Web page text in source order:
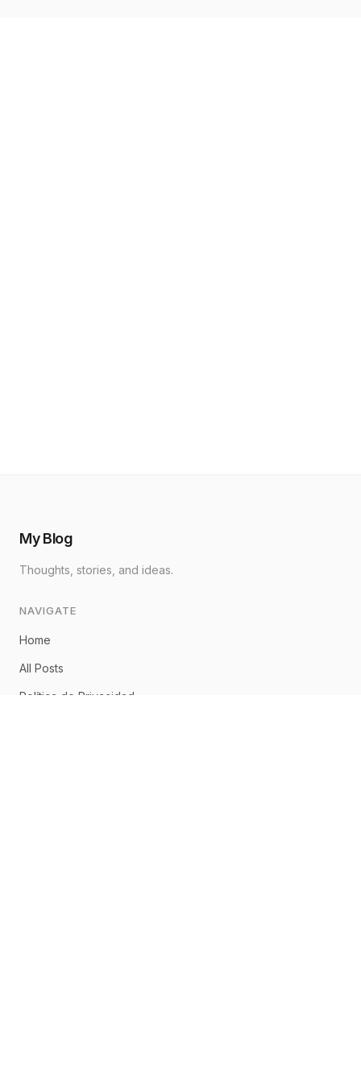
My Blog
Thoughts, stories, and ideas.
NAVIGATE
Home
All Posts
Política de Privacidad